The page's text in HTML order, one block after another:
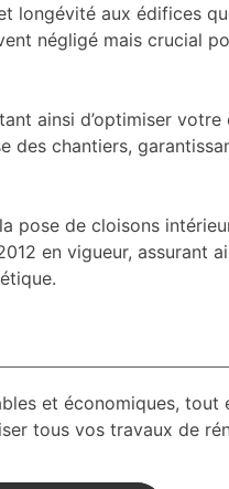
aux édifices
négligé mais crucial
ainsi d’optimiser
des chantiers,
de cloisons
en vigueur, assurant
et économiques,
tous vos travaux de